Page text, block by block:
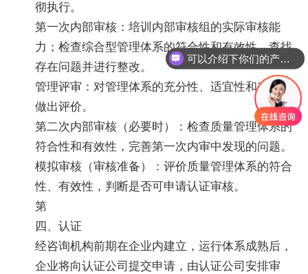
彻执行。
第一次内部审核：培训内部审核组的实际审核能
力；检查综合型管理体系的符合性和有效性，查找
存在问题并进行整改。
管理评审：对管理体系的充分性、适宜性和有效性
做出评价。
第二次内部审核（必要时）：检查质量管理体系的
符合性和有效性，完善第一次内审中发现的问题。
模拟审核（审核准备）：评价质量管理体系的符合
性、有效性，判断是否可申请认证审核。
第
四、认证
经咨询机构前期在企业内建立，运行体系成熟后，
企业将向认证公司提交申请，由认证公司安排审
可以介绍下你们的产品么？